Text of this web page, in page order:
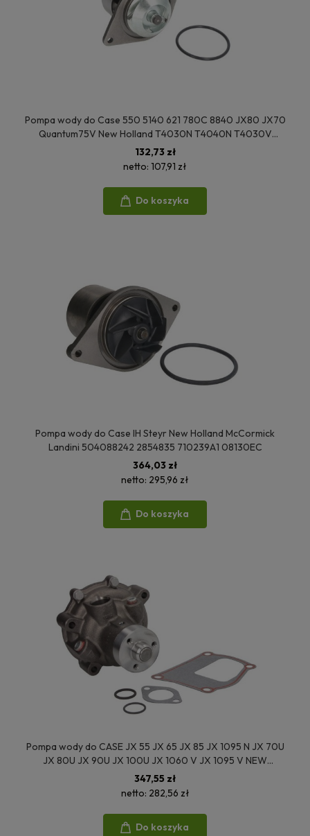
Pompa wody do Case 550 5140 621 780C 8840 JX80 JX70
Quantum75V New Holland T4030N T4040N T4030V
T4030F T4020V T4040F TD5030 TK4040M 3927015
3903749 3802358 3913432 3802004 08225EC
132,73 zł
netto: 107,91 zł
Do koszyka
Pompa wody do Case IH Steyr New Holland McCormick
Landini 504088242 2854835 710239A1 08130EC
364,03 zł
netto: 295,96 zł
Do koszyka
Pompa wody do CASE JX 55 JX 65 JX 85 JX 1095 N JX 70U
JX 80U JX 90U JX 100U JX 1060 V JX 1095 V NEW
HOLLAND TD75D TD85D TD95D TK65 TK75 TK76 TK85
TK95 TL65 TL70 TL80 TL90 TL100 TN55 TN60 TN65 TN70
TN75 99454833 99452936 504065104 08134EC
347,55 zł
netto: 282,56 zł
Do koszyka